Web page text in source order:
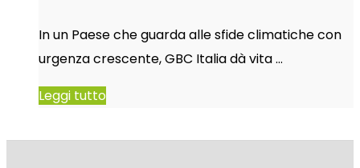
In un Paese che guarda alle sfide climatiche con
urgenza crescente, GBC Italia dà vita …
Leggi tutto